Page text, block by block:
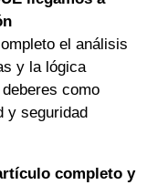
el análisis
y la lógica
como
y seguridad
completo y